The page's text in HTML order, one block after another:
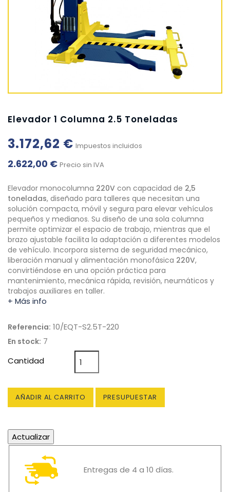
Elevador 1 Columna 2.5 Toneladas
3.172,62 € Impuestos incluidos
2.622,00 € Precio sin IVA
Elevador monocolumna 220V con capacidad de 2,5
toneladas, diseñado para talleres que necesitan una
solución compacta, móvil y segura para elevar vehículos
pequeños y medianos. Su diseño de una sola columna
permite optimizar el espacio de trabajo, mientras que el
brazo ajustable facilita la adaptación a diferentes modelos
de vehículo. Incorpora sistema de seguridad mecánico,
liberación manual y alimentación monofásica 220V,
convirtiéndose en una opción práctica para
mantenimiento, mecánica rápida, revisión, neumáticos y
trabajos auxiliares en taller.
+ Más info
Referencia: 10/EQT-S2.5T-220
En stock: 7
Cantidad
AÑADIR AL CARRITO PRESUPUESTAR
Entregas de 4 a 10 días.